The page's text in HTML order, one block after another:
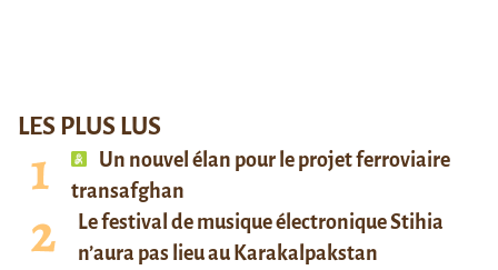
LES PLUS LUS
Un nouvel élan pour le projet ferroviaire
transafghan
Le festival de musique électronique Stihia
n’aura pas lieu au Karakalpakstan